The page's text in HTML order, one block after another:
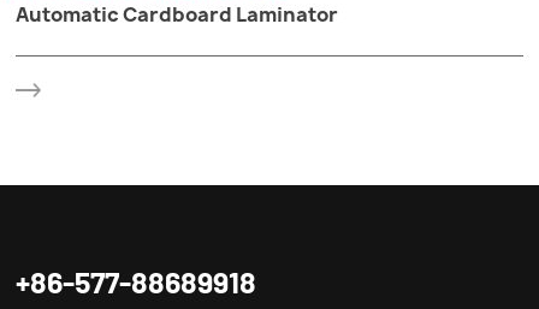
Automatic Cardboard Laminator
+86-577-88689918